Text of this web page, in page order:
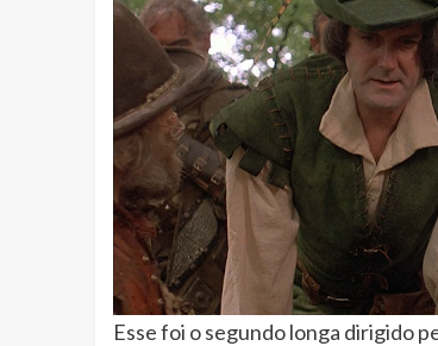
Esse foi o segundo longa dirigido